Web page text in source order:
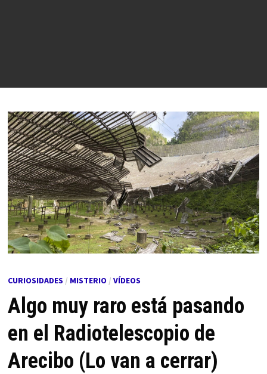
CURIOSIDADES / MISTERIO / VÍDEOS
Algo muy raro está pasando
en el Radiotelescopio de
Arecibo (Lo van a cerrar)